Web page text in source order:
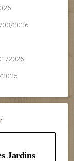
03/2026
2026
2025
Jardins